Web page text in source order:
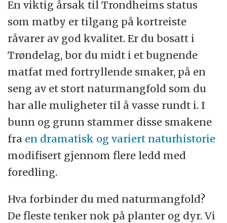
En viktig årsak til Trondheims status
som matby er tilgang på kortreiste
råvarer av god kvalitet. Er du bosatt i
Trøndelag, bor du midt i et bugnende
matfat med fortryllende smaker, på en
seng av et stort naturmangfold som du
har alle muligheter til å vasse rundt i. I
bunn og grunn stammer disse smakene
fra en dramatisk og variert naturhistorie
modifisert gjennom flere ledd med
foredling.
Hva forbinder du med naturmangfold?
De fleste tenker nok på planter og dyr. Vi